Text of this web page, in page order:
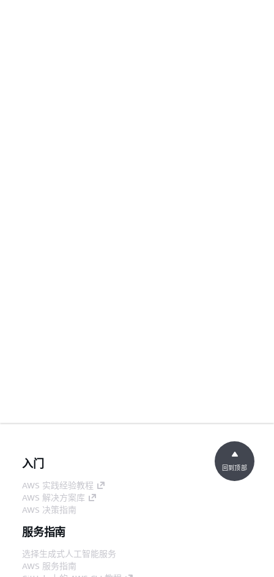
入门
AWS 实践经验教程
AWS 解决方案库
AWS 决策指南
服务指南
选择生成式人工智能服务
AWS 服务指南
回到顶部